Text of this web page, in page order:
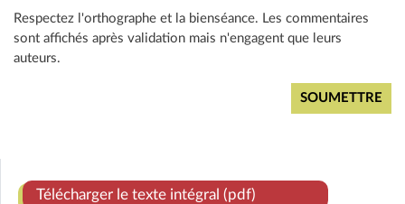
Respectez l'orthographe et la bienséance. Les commentaires
sont affichés après validation mais n'engagent que leurs
auteurs.
Télécharger le texte intégral (pdf)